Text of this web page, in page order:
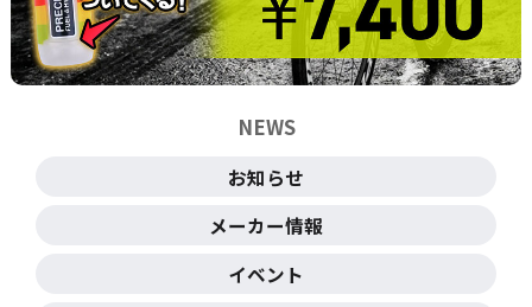
NEWS
お知らせ
メーカー情報
イベント